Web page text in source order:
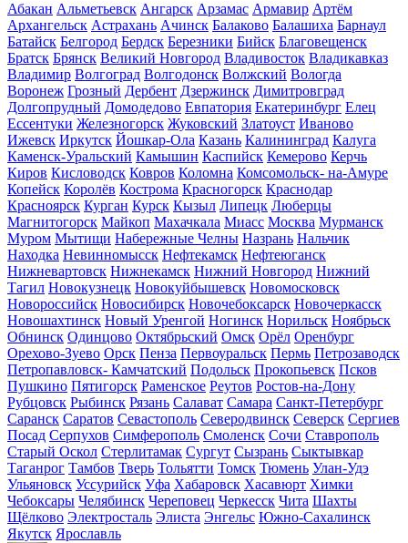
Абакан Альметьевск Ангарск Арзамас Армавир Артём
Архангельск Астрахань Ачинск Балаково Балашиха Барнаул
Батайск Белгород Бердск Березники Бийск Благовещенск
Братск Брянск Великий Новгород Владивосток Владикавказ
Владимир Волгоград Волгодонск Волжский Вологда
Воронеж Грозный Дербент Дзержинск Димитровград
Долгопрудный Домодедово Евпатория Екатеринбург Елец
Ессентуки Железногорск Жуковский Златоуст Иваново
Ижевск Иркутск Йошкар-Ола Казань Калининград Калуга
Каменск-Уральский Камышин Каспийск Кемерово Керчь
Киров Кисловодск Ковров Коломна Комсомольск- на-Амуре
Копейск Королёв Кострома Красногорск Краснодар
Красноярск Курган Курск Кызыл Липецк Люберцы
Магнитогорск Майкоп Махачкала Миасс Москва Мурманск
Муром Мытищи Набережные Челны Назрань Нальчик
Находка Невинномысск Нефтекамск Нефтеюганск
Нижневартовск Нижнекамск Нижний Новгород Нижний
Тагил Новокузнецк Новокуйбышевск Новомосковск
Новороссийск Новосибирск Новочебоксарск Новочеркасск
Новошахтинск Новый Уренгой Ногинск Норильск Ноябрьск
Обнинск Одинцово Октябрьский Омск Орёл Оренбург
Орехово-Зуево Орск Пенза Первоуральск Пермь Петрозаводск
Петропавловск- Камчатский Подольск Прокопьевск Псков
Пушкино Пятигорск Раменское Реутов Ростов-на-Дону
Рубцовск Рыбинск Рязань Салават Самара Санкт-Петербург
Саранск Саратов Севастополь Северодвинск Северск Сергиев
Посад Серпухов Симферополь Смоленск Сочи Ставрополь
Старый Оскол Стерлитамак Сургут Сызрань Сыктывкар
Таганрог Тамбов Тверь Тольятти Томск Тюмень Улан-Удэ
Ульяновск Уссурийск Уфа Хабаровск Хасавюрт Химки
Чебоксары Челябинск Череповец Черкесск Чита Шахты
Щёлково Электросталь Элиста Энгельс Южно-Сахалинск
Якутск Ярославль